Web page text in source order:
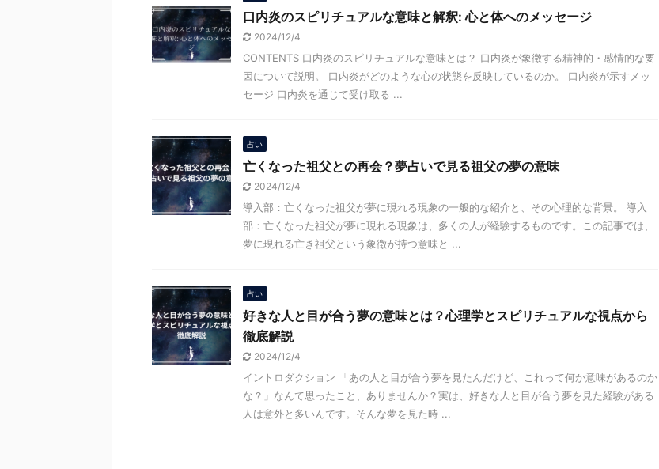
口内炎のスピリチュアルな意味と解釈: 心と体へのメッセージ
2024/12/4
CONTENTS 口内炎のスピリチュアルな意味とは？ 口内炎が象徴する精神的・感情的な要
因について説明。 口内炎がどのような心の状態を反映しているのか。 口内炎が示すメッ
セージ 口内炎を通じて受け取る ...
占い
亡くなった祖父との再会？夢占いで見る祖父の夢の意味
2024/12/4
導入部：亡くなった祖父が夢に現れる現象の一般的な紹介と、その心理的な背景。 導入
部：亡くなった祖父が夢に現れる現象は、多くの人が経験するものです。この記事では、
夢に現れる亡き祖父という象徴が持つ意味と ...
占い
好きな人と目が合う夢の意味とは？心理学とスピリチュアルな視点から
徹底解説
2024/12/4
イントロダクション 「あの人と目が合う夢を見たんだけど、これって何か意味があるのか
な？」なんて思ったこと、ありませんか？実は、好きな人と目が合う夢を見た経験がある
人は意外と多いんです。そんな夢を見た時 ...